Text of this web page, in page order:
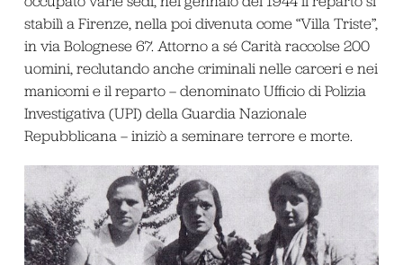
stabilì a Firenze, nella poi divenuta come “Villa Triste”,
in via Bolognese 67. Attorno a sé Carità raccolse 200
uomini, reclutando anche criminali nelle carceri e nei
manicomi e il reparto – denominato Ufficio di Polizia
Investigativa (UPI) della Guardia Nazionale
Repubblicana – iniziò a seminare terrore e morte.